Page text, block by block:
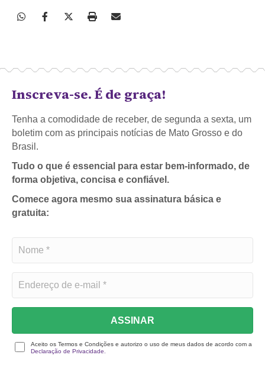
Inscreva-se. É de graça!
Tenha a comodidade de receber, de segunda a sexta, um
boletim com as principais notícias de Mato Grosso e do
Brasil.
Tudo o que é essencial para estar bem-informado, de
forma objetiva, concisa e confiável.
Comece agora mesmo sua assinatura básica e
gratuita:
ASSINAR
Aceito os Termos e Condições e autorizo o uso de meus dados de acordo com a
Declaração de Privacidade.